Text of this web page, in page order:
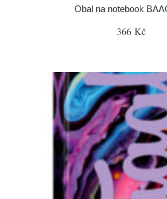
Obal na notebook
366 Kč